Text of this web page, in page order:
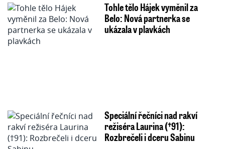
Tohle tělo Hájek vyměnil za
Belo: Nová partnerka se
ukázala v plavkách
Speciální řečníci nad rakví
režiséra Laurina (†91):
Rozbrečeli i dceru Sabinu